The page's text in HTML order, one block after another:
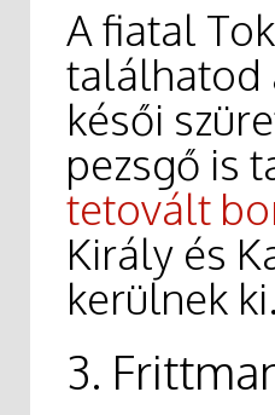
A fiatal
találhatod
késői
pezsgő is
tetovált
Király és
kerülnek
3.